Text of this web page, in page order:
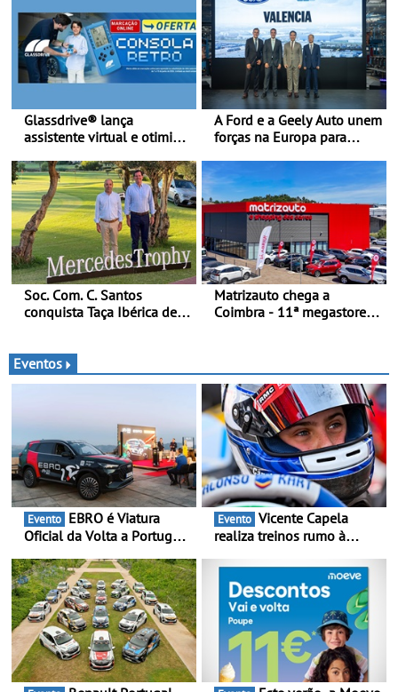
Glassdrive® lança
assistente virtual e otimiza
Portugal - A Assistente
“Ana” está disponível 24
horas por dia e reforça o
suporte contínuo ao cliente
A Ford e a Geely Auto unem
forças na Europa para
geração em Espanha
Soc. Com. C. Santos
conquista Taça Ibérica de
Matrizauto chega a
Coimbra - 11ª megastore
Eventos
Evento
Oficial da Volta a Portugal
presença nacional ao lado
da mítica prova de ciclismo
e leva a sua gama SUV
multi-energia às estradas
de Portugal
Evento
realiza treinos rumo à
Portugal Karting e mira boa
estreia - O Campeonato
Portugal Karting 2026
decorre entre 1 de Março e
6 de Setembro